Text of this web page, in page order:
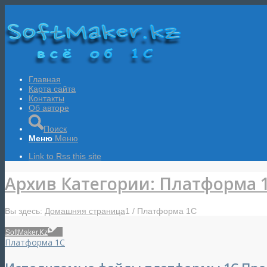
Главная
Карта сайта
Контакты
Об авторе
Поиск
Меню Меню
Link to Rss this site
Архив Категории: Платформа
Вы здесь: Домашняя страница1 / Платформа 1С
SoftMaker.Kz
Платформа 1С